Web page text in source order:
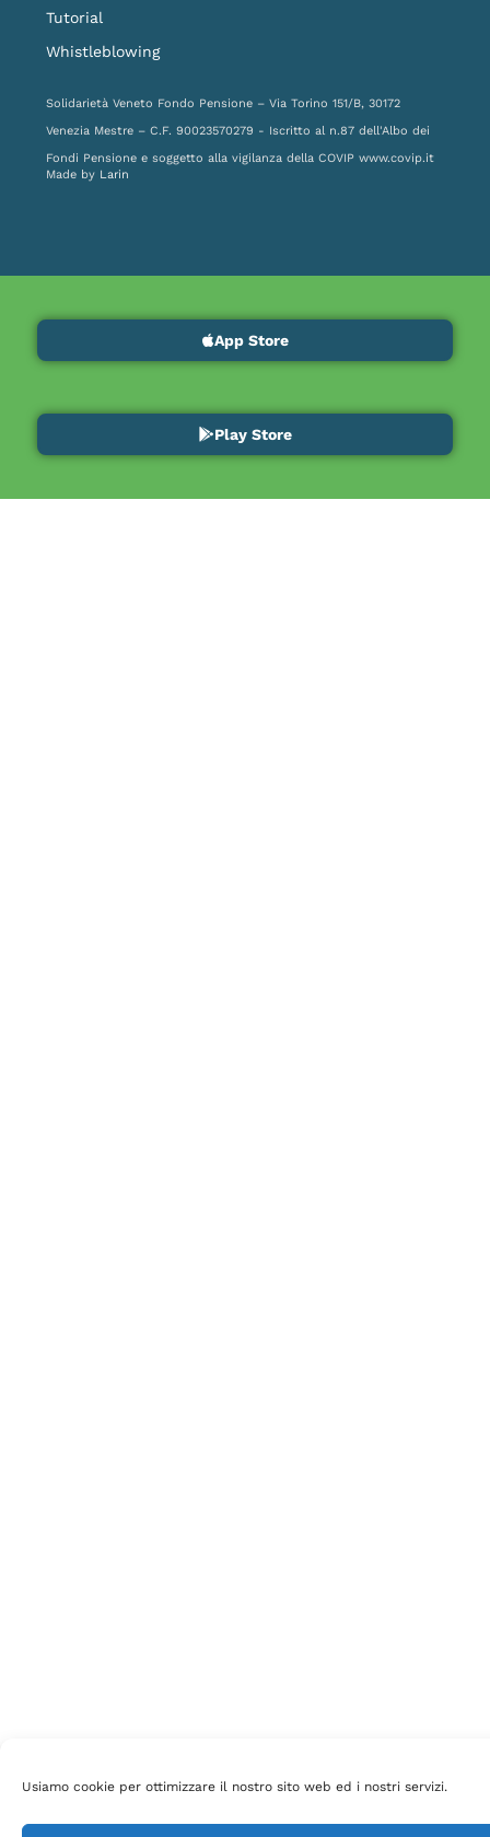
Usiamo cookie per ottimizzare il nostro sito web ed i nostri servizi.
Tutorial
Whistleblowing
Solidarietà Veneto Fondo Pensione – Via Torino 151/B, 30172
Venezia Mestre – C.F. 90023570279 - Iscritto al n.87 dell'Albo dei
Fondi Pensione e soggetto alla vigilanza della COVIP www.covip.it
Made by Larin
App Store
Play Store